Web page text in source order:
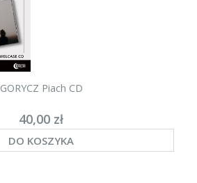
GORYCZ Piach CD
40,00 zł
DO KOSZYKA